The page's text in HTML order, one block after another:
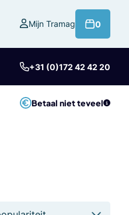
Mijn Tramag
0
+31 (0)172 42 42 20
Betaal niet teveel